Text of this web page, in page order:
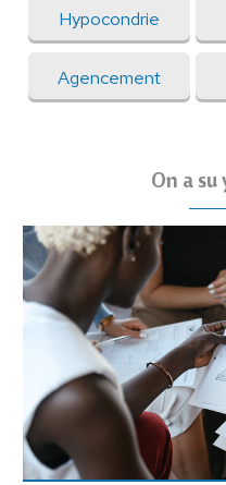
Hypocondrie
Agencement
On a